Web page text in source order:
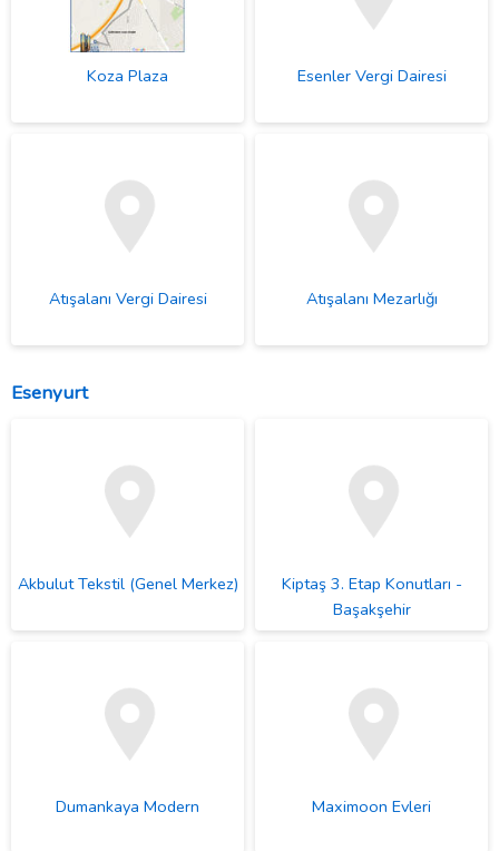
Koza Plaza Esenler Vergi Dairesi
Atışalanı Vergi Dairesi Atışalanı Mezarlığı
Esenyurt
Akbulut Tekstil (Genel Merkez)
Kiptaş 3. Etap Konutları -
Başakşehir
Dumankaya Modern Maximoon Evleri